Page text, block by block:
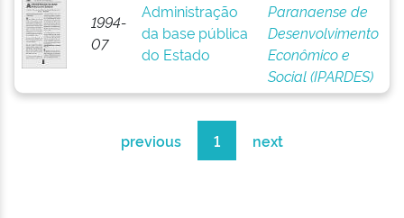
1994-
07
Administração
da base pública
do Estado
Paranaense de
Desenvolvimento
Econômico e
Social (IPARDES)
previous 1 next